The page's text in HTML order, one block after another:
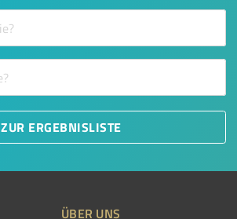
ZUR ERGEBNISLISTE
ÜBER UNS